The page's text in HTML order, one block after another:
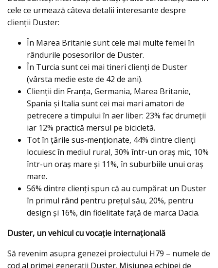
cele ce urmează câteva detalii interesante despre
clienții Duster:
În Marea Britanie sunt cele mai multe femei în
rândurile posesorilor de Duster.
În Turcia sunt cei mai tineri clienți de Duster
(vârsta medie este de 42 de ani).
Clienții din Franţa, Germania, Marea Britanie,
Spania şi Italia sunt cei mai mari amatori de
petrecere a timpului în aer liber: 23% fac drumeții
iar 12% practică mersul pe bicicletă.
Tot în țările sus-menționate, 44% dintre clienți
locuiesc în mediul rural, 30% într-un oraș mic, 10%
într-un oraș mare şi 11%, în suburbiile unui oraș
mare.
56% dintre clienți spun că au cumpărat un Duster
în primul rând pentru prețul său, 20%, pentru
design şi 16%, din fidelitate faţă de marca Dacia.
Duster, un vehicul cu vocație internațională
Să revenim asupra genezei proiectului H79 – numele de
cod al primei generații Duster. Misiunea echipei de